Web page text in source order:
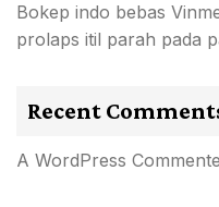
Bokep indo bebas
prolaps itil parah pada
Recent
A WordPress